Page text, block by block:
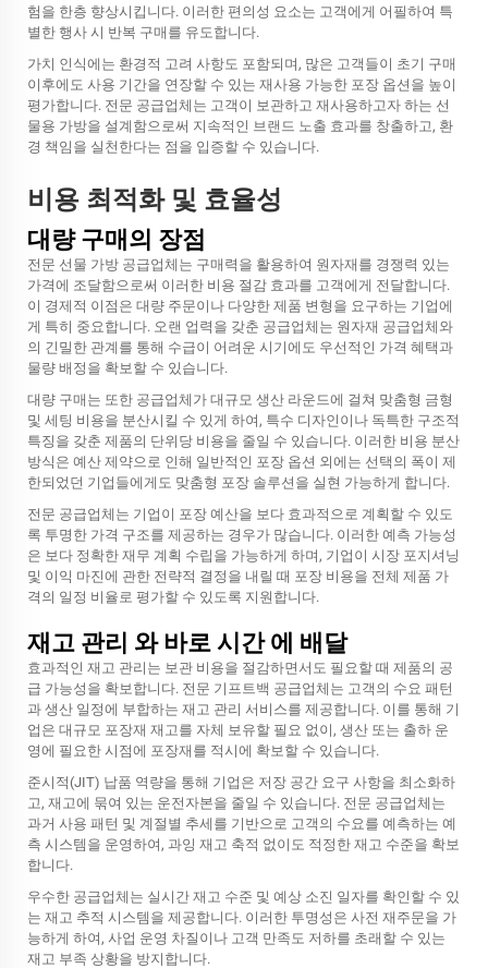
험을 한층 향상시킵니다. 이러한 편의성 요소는 고객에게 어필하여 특
별한 행사 시 반복 구매를 유도합니다.
가치 인식에는 환경적 고려 사항도 포함되며, 많은 고객들이 초기 구매
이후에도 사용 기간을 연장할 수 있는 재사용 가능한 포장 옵션을 높이
평가합니다. 전문 공급업체는 고객이 보관하고 재사용하고자 하는 선
물용 가방을 설계함으로써 지속적인 브랜드 노출 효과를 창출하고, 환
경 책임을 실천한다는 점을 입증할 수 있습니다.
비용 최적화 및 효율성
대량 구매의 장점
전문 선물 가방 공급업체는 구매력을 활용하여 원자재를 경쟁력 있는
가격에 조달함으로써 이러한 비용 절감 효과를 고객에게 전달합니다.
이 경제적 이점은 대량 주문이나 다양한 제품 변형을 요구하는 기업에
게 특히 중요합니다. 오랜 업력을 갖춘 공급업체는 원자재 공급업체와
의 긴밀한 관계를 통해 수급이 어려운 시기에도 우선적인 가격 혜택과
물량 배정을 확보할 수 있습니다.
대량 구매는 또한 공급업체가 대규모 생산 라운드에 걸쳐 맞춤형 금형
및 세팅 비용을 분산시킬 수 있게 하여, 특수 디자인이나 독특한 구조적
특징을 갖춘 제품의 단위당 비용을 줄일 수 있습니다. 이러한 비용 분산
방식은 예산 제약으로 인해 일반적인 포장 옵션 외에는 선택의 폭이 제
한되었던 기업들에게도 맞춤형 포장 솔루션을 실현 가능하게 합니다.
전문 공급업체는 기업이 포장 예산을 보다 효과적으로 계획할 수 있도
록 투명한 가격 구조를 제공하는 경우가 많습니다. 이러한 예측 가능성
은 보다 정확한 재무 계획 수립을 가능하게 하며, 기업이 시장 포지셔닝
및 이익 마진에 관한 전략적 결정을 내릴 때 포장 비용을 전체 제품 가
격의 일정 비율로 평가할 수 있도록 지원합니다.
재고 관리 와 바로 시간 에 배달
효과적인 재고 관리는 보관 비용을 절감하면서도 필요할 때 제품의 공
급 가능성을 확보합니다. 전문 기프트백 공급업체는 고객의 수요 패턴
과 생산 일정에 부합하는 재고 관리 서비스를 제공합니다. 이를 통해 기
업은 대규모 포장재 재고를 자체 보유할 필요 없이, 생산 또는 출하 운
영에 필요한 시점에 포장재를 적시에 확보할 수 있습니다.
준시적(JIT) 납품 역량을 통해 기업은 저장 공간 요구 사항을 최소화하
고, 재고에 묶여 있는 운전자본을 줄일 수 있습니다. 전문 공급업체는
과거 사용 패턴 및 계절별 추세를 기반으로 고객의 수요를 예측하는 예
측 시스템을 운영하여, 과잉 재고 축적 없이도 적정한 재고 수준을 확보
합니다.
우수한 공급업체는 실시간 재고 수준 및 예상 소진 일자를 확인할 수 있
는 재고 추적 시스템을 제공합니다. 이러한 투명성은 사전 재주문을 가
능하게 하여, 사업 운영 차질이나 고객 만족도 저하를 초래할 수 있는
재고 부족 상황을 방지합니다.